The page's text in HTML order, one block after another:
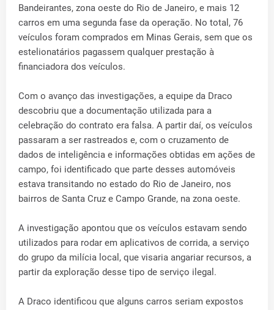
Bandeirantes, zona oeste do Rio de Janeiro, e mais 12
carros em uma segunda fase da operação. No total, 76
veículos foram comprados em Minas Gerais, sem que os
estelionatários pagassem qualquer prestação à
financiadora dos veículos.
Com o avanço das investigações, a equipe da Draco
descobriu que a documentação utilizada para a
celebração do contrato era falsa. A partir daí, os veículos
passaram a ser rastreados e, com o cruzamento de
dados de inteligência e informações obtidas em ações de
campo, foi identificado que parte desses automóveis
estava transitando no estado do Rio de Janeiro, nos
bairros de Santa Cruz e Campo Grande, na zona oeste.
A investigação apontou que os veículos estavam sendo
utilizados para rodar em aplicativos de corrida, a serviço
do grupo da milícia local, que visaria angariar recursos, a
partir da exploração desse tipo de serviço ilegal.
A Draco identificou que alguns carros seriam expostos